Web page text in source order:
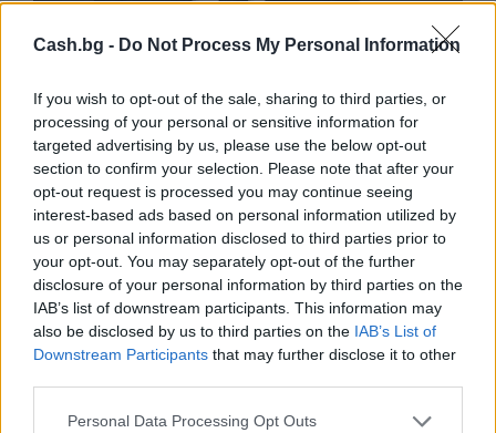
Cash.bg - Do Not Process My Personal Information
If you wish to opt-out of the sale, sharing to third parties, or
processing of your personal or sensitive information for
targeted advertising by us, please use the below opt-out
section to confirm your selection. Please note that after your
opt-out request is processed you may continue seeing
interest-based ads based on personal information utilized by
us or personal information disclosed to third parties prior to
your opt-out. You may separately opt-out of the further
disclosure of your personal information by third parties on the
IAB’s list of downstream participants. This information may
also be disclosed by us to third parties on the IAB’s List of
Downstream Participants that may further disclose it to other
Personal Data Processing Opt Outs
Основателят на Amazon Безос отново
изпревари Мъск в списъка с най-
богатите хора в света
05.03.2024 / 11:00